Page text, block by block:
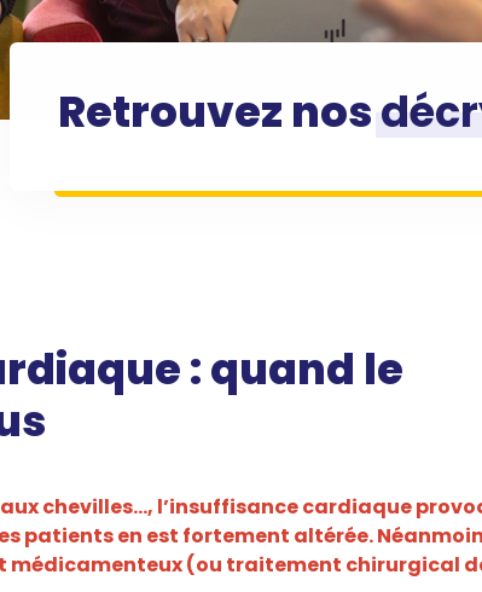
Retrouvez nos
: quand le
chevilles…, l’insuffisance cardiaque
patients en est fortement altérée.
(ou traitement chirurgical